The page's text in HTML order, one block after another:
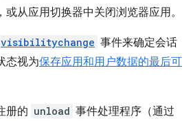
从应用切换器中关闭浏览器应用。
visibilitychange 事件来确定会话
态视为保存应用和用户数据的最后可
册的 unload 事件处理程序（通过